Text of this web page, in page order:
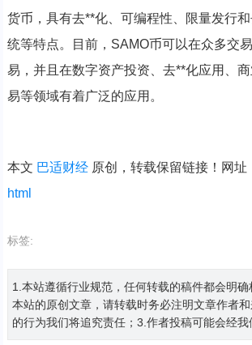
货币，具有去**化、可编程性、限量发行
统等特点。目前，SAMO币可以在众多交
易，并且在数字资产投资、去**化应用、
易等领域有着广泛的应用。
本文 巴适财经原创，转载保留链接！网址
html
标签:
1.本站遵循行业规范，任何转载的稿件都会明确
本站的原创文章，请转载时务必注明文章作者
的行为我们将追究责任；3.作者投稿可能会经我